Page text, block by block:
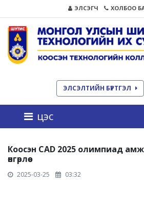
ЭЛСЭГЧ ХОЛБОО
ЭЛСЭЛТИЙН БҮРТГЭЛ
цэс
Коосэн CAD 2025 олимпиад
өнгөрлөө
2025-03-25 03:32